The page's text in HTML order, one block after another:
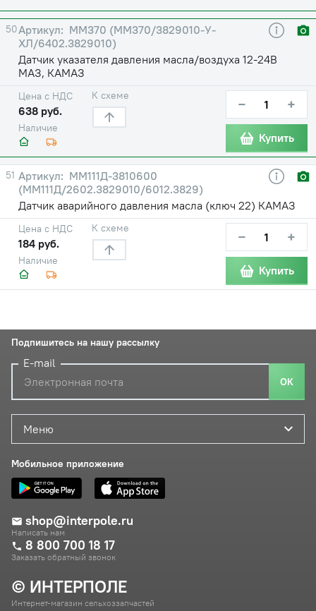
50
ММ370 (ММ370/3829010-У-
ХЛ/6402.3829010)
Датчик указателя давления масла/воздуха 12-24В
МАЗ, КАМАЗ
Наличие
Цена с НДС
638 руб.
К схеме − +
Купить
51
ММ111Д-3810600
(ММ111Д/2602.3829010/6012.3829)
Датчик аварийного давления масла (ключ 22) КАМАЗ
Наличие
Цена с НДС
184 руб.
К схеме − +
Купить
© ИНТЕРПОЛЕ
Интернет-магазин сельхоззапчастей
Меню
Мобильное приложение
shop@interpole.ru
Написать нам
8 800 700 18 17
Заказать обратный звонок
Подпишитесь на нашу рассылку
E-mail
ОК